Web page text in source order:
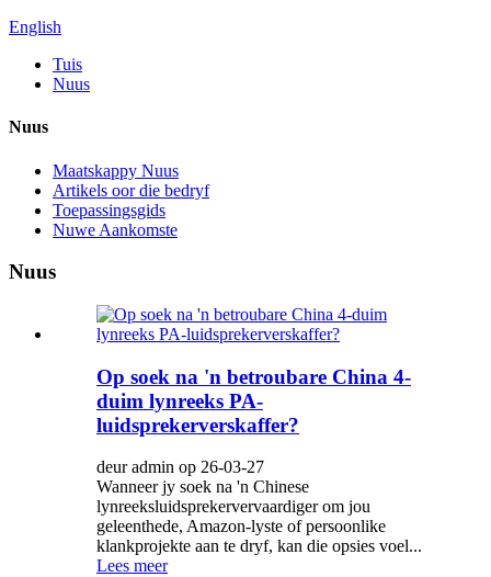
English
Tuis
Nuus
Nuus
Maatskappy Nuus
Artikels oor die bedryf
Toepassingsgids
Nuwe Aankomste
Nuus
Op soek na 'n betroubare China 4-
duim lynreeks PA-
luidsprekerverskaffer?
deur admin op 26-03-27
Wanneer jy soek na 'n Chinese
lynreeksluidsprekervervaardiger om jou
geleenthede, Amazon-lyste of persoonlike
klankprojekte aan te dryf, kan die opsies voel...
Lees meer